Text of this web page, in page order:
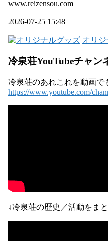
www.reizensou.com
2026-07-25 15:48
オリ
冷泉荘YouTubeチャン
冷泉荘のあれこれを動画で
https://www.youtube.com/
↓冷泉荘の歴史／活動をま